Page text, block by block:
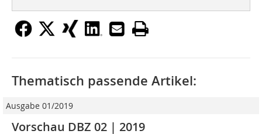
Thematisch passende Artikel:
Ausgabe 01/2019
Vorschau DBZ 02 | 2019